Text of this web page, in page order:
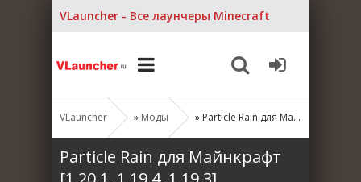
VLauncher - Все лаунчеры Minecraft
VLauncher » Моды » Particle Rain для Майнкрафт [1.20.1, 1.19.4, 1.19.3]
Particle Rain для Майнкрафт